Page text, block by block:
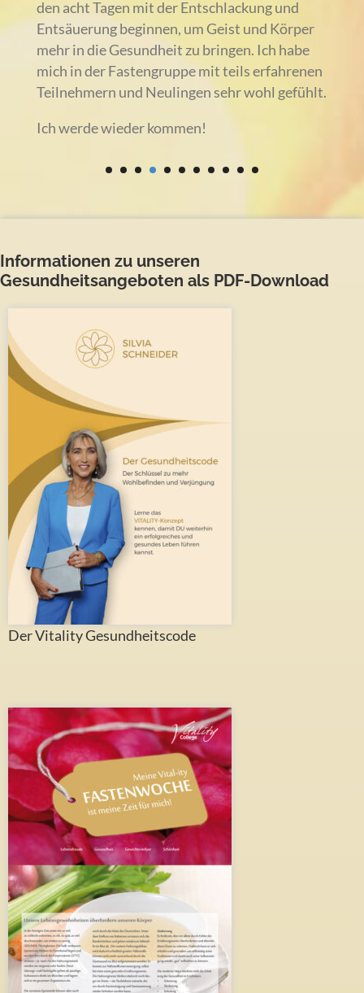
den acht Tagen mit der Entschlackung und
Entsäuerung beginnen, um Geist und Körper
mehr in die Gesundheit zu bringen. Ich habe
mich in der Fastengruppe mit teils erfahrenen
Teilnehmern und Neulingen sehr wohl gefühlt.
Ich werde wieder kommen!
Informationen zu unseren
Gesundheitsangeboten als PDF-Download
Der Vitality Gesundheitscode